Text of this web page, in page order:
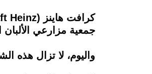
كرافت هاينز (Kraft Heinz)
جمعية مزارعي الألبان
واليوم، لا تزال هذه